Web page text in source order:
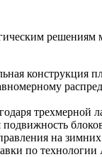
решениям
конструкция
трехмерной
подвижность
на
по технологии